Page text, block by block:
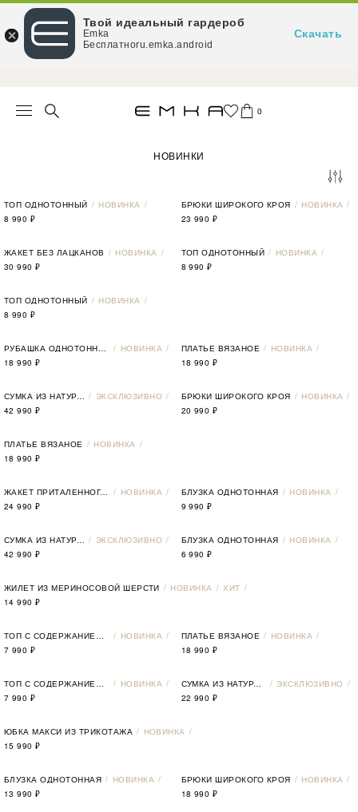
При заказе от 15 000 ₽ — доставка за наш счёт
0
НОВИНКИ
ТОП ОДНОТОННЫЙ
НОВИНКА
8 990 ₽
БРЮКИ ШИРОКОГО КРОЯ
НОВИНКА
23 990 ₽
ЖАКЕТ БЕЗ ЛАЦКАНОВ
НОВИНКА
30 990 ₽
ТОП ОДНОТОННЫЙ
НОВИНКА
8 990 ₽
РУБАШКА ОДНОТОННАЯ
НОВИНКА
18 990 ₽
ПЛАТЬЕ ВЯЗАНОЕ
НОВИНКА
18 990 ₽
СУМКА ИЗ НАТУРАЛЬНОЙ ЗАМШИ
ЭКСКЛЮЗИВНО
42 990 ₽
БРЮКИ ШИРОКОГО КРОЯ
НОВИНКА
20 990 ₽
ЖАКЕТ ПРИТАЛЕННОГО КРОЯ
НОВИНКА
24 990 ₽
БЛУЗКА ОДНОТОННАЯ
НОВИНКА
9 990 ₽
СУМКА ИЗ НАТУРАЛЬНОЙ КОЖИ
ЭКСКЛЮЗИВНО
42 990 ₽
БЛУЗКА ОДНОТОННАЯ
НОВИНКА
6 990 ₽
ТОП С СОДЕРЖАНИЕМ ШЕРСТИ
НОВИНКА
7 990 ₽
ПЛАТЬЕ ВЯЗАНОЕ
НОВИНКА
18 990 ₽
ТОП С СОДЕРЖАНИЕМ ШЕРСТИ
НОВИНКА
7 990 ₽
СУМКА ИЗ НАТУРАЛЬНОЙ КОЖИ
ЭКСКЛЮЗИВНО
22 990 ₽
БЛУЗКА ОДНОТОННАЯ
НОВИНКА
13 990 ₽
БРЮКИ ШИРОКОГО КРОЯ
НОВИНКА
18 990 ₽
ТОП ОДНОТОННЫЙ
НОВИНКА
8 990 ₽
ПЛАТЬЕ ВЯЗАНОЕ
НОВИНКА
18 990 ₽
ЖИЛЕТ ИЗ МЕРИНОСОВОЙ ШЕРСТИ НОВИНКА
ХИТ
14 990 ₽
ЮБКА МАКСИ ИЗ ТРИКОТАЖА
НОВИНКА
15 990 ₽
Твой идеальный гардероб
Emka
Бесплатноru.emka.android
Скачать